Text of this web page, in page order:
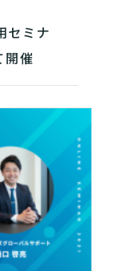
セミナ
催